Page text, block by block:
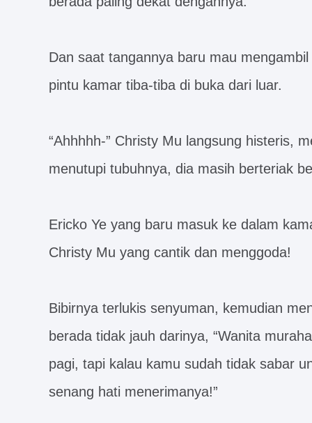
Dan saat tangannya baru mau
pintu kamar tiba-tiba di buka dari luar.
“Ahhhhh-” Christy Mu langsung histeris,
menutupi tubuhnya, dia masih berteriak
Ericko Ye yang baru masuk ke dalam
Christy Mu yang cantik dan menggoda!
Bibirnya terlukis senyuman, kemudian
berada tidak jauh darinya, “Wanita
pagi, tapi kalau kamu sudah tidak sabar
senang hati menerimanya!”